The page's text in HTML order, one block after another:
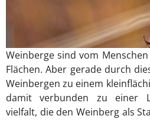
Weinberge sind vom
Flächen. Aber gerade durch
Weinbergen zu einem
damit verbunden zu einer
vielfalt, die den Weinberg als